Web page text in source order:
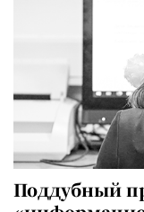
Поддубный